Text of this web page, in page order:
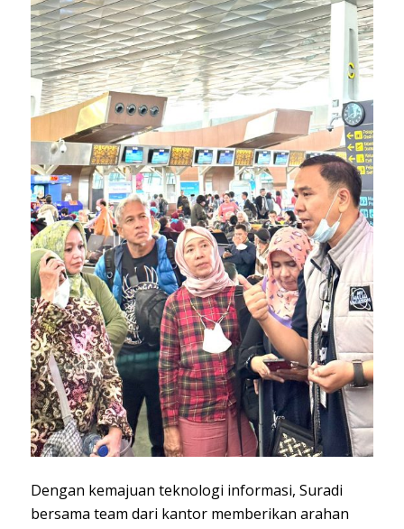
Dengan kemajuan teknologi informasi, Suradi
bersama team dari kantor memberikan arahan